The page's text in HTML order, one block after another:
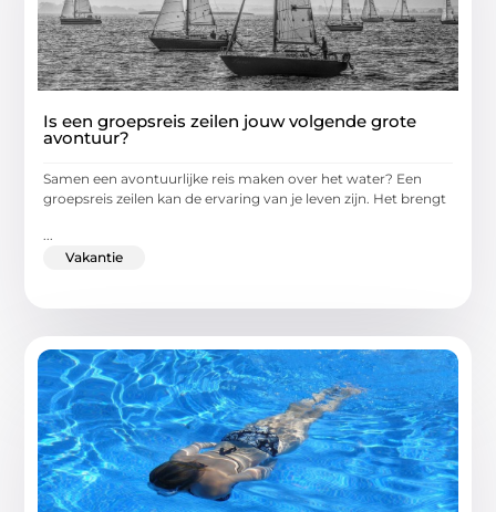
Is een groepsreis zeilen jouw volgende grote
avontuur?
Samen een avontuurlijke reis maken over het water? Een
groepsreis zeilen kan de ervaring van je leven zijn. Het brengt
Vakantie